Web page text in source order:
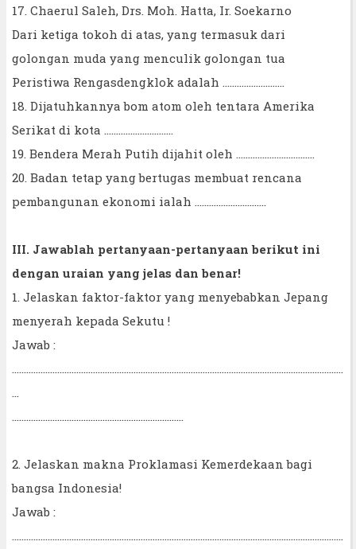
17. Chaerul Saleh, Drs. Moh. Hatta, Ir. Soekarno
Dari ketiga tokoh di atas, yang termasuk dari
golongan muda yang menculik golongan tua
Peristiwa Rengasdengklok adalah ..........................
18. Dijatuhkannya bom atom oleh tentara Amerika
Serikat di kota .............................
19. Bendera Merah Putih dijahit oleh .................................
20. Badan tetap yang bertugas membuat rencana
pembangunan ekonomi ialah ..............................
III. Jawablah pertanyaan-pertanyaan berikut ini
dengan uraian yang jelas dan benar!
1. Jelaskan faktor-faktor yang menyebabkan Jepang
menyerah kepada Sekutu !
Jawab :
2. Jelaskan makna Proklamasi Kemerdekaan bagi
bangsa Indonesia!
Jawab :